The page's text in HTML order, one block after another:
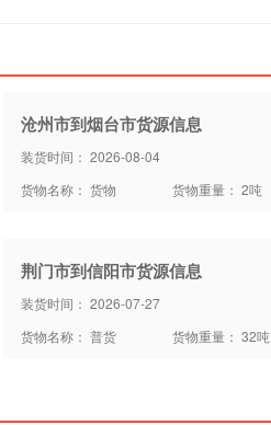
沧州市到烟台市货源信息
装货时间： 2026-08-04
货物名称： 货物
货物重量： 2吨
荆门市到信阳市货源信息
装货时间： 2026-07-27
货物名称： 普货
货物重量： 32吨